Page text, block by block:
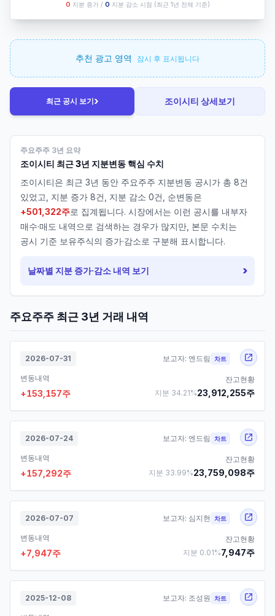
O 지분 증가 / O 지분 감소 시점 (최근 1년 전체 기준)
추천 광고 영역 잠시 후 표시됩니다
최근 공시 보기› 조이시티 상세보기
주요주주 3년 요약
조이시티 최근 3년 지분변동 핵심 수치
조이시티은 최근 3년 동안 주요주주 지분변동 공시가 총 8건
있었고, 지분 증가 8건, 지분 감소 0건, 순변동은
+501,322주로 집계됩니다. 시장에서는 이런 공시를 내부자
매수·매도 내역으로 검색하는 경우가 많지만, 본문 수치는
공시 기준 보유주식의 증가·감소로 구분해 표시합니다.
날짜별 지분 증가·감소 내역 보기 ›
주요주주 최근 3년 거래 내역
2026-07-31 보고자: 엔드림 차트
변동내역
+153,157주
잔고현황
지분 34.21%23,912,255주
2026-07-24 보고자: 엔드림 차트
변동내역
+157,292주
잔고현황
지분 33.99%23,759,098주
2026-07-07 보고자: 심지현 차트
변동내역
+7,947주
잔고현황
지분 0.01%7,947주
2025-12-08 보고자: 조성원 차트